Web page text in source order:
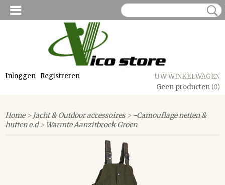
Inloggen Registreren
UW WINKELWAGEN
Geen producten (0)
Home> Jacht & Outdoor accessoires> -Camouflage netten &
hutten e.d> Warmte Aanzitbroek Groen